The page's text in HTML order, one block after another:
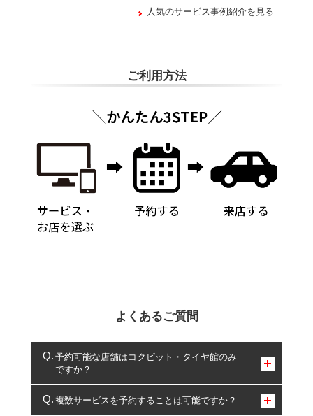
人気のサービス事例紹介を見る
ご利用方法
よくあるご質問
予約可能な店舗はコクピット・タイヤ館のみ
ですか？
コクピット・タイヤ館のみとなります。
複数サービスを予約することは可能ですか？